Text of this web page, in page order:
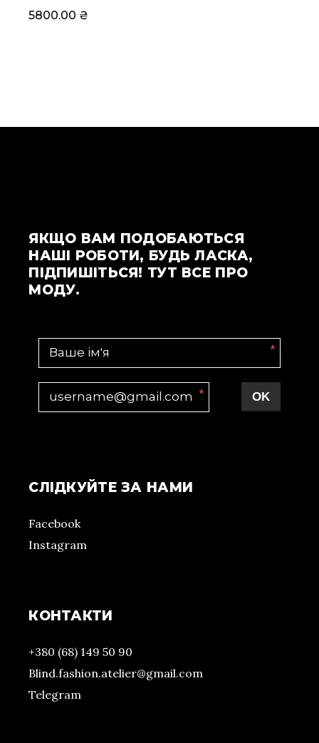
5800.00 ₴
ЯКЩО ВАМ ПОДОБАЮТЬСЯ
НАШІ РОБОТИ, БУДЬ ЛАСКА,
ПІДПИШІТЬСЯ! ТУТ ВСЕ ПРО
МОДУ.
*
* OK
СЛІДКУЙТЕ ЗА НАМИ
Facebook
Instagram
КОНТАКТИ
+380 (68) 149 50 90
Blind.fashion.atelier@gmail.com
Telegram